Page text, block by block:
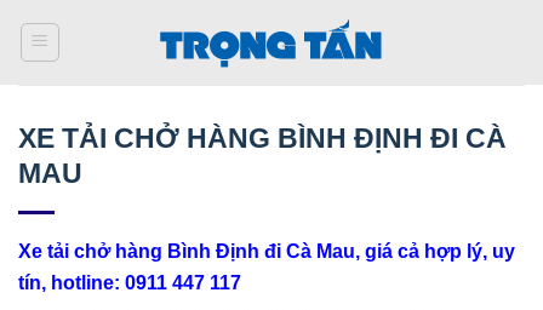
qua
XE TẢI CHỞ HÀNG BÌNH ĐỊNH ĐI CÀ
MAU
Xe tải chở hàng Bình Định đi Cà Mau, giá cả hợp lý, uy
tín, hotline: 0911 447 117